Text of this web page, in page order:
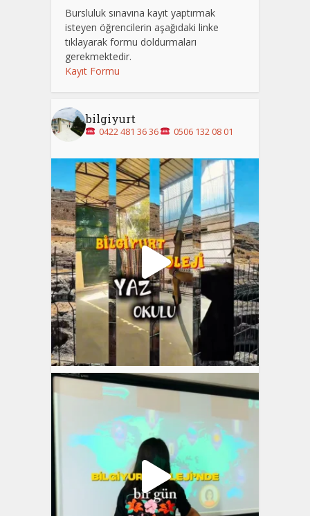
Bursluluk sınavına kayıt yaptırmak
isteyen öğrencilerin aşağıdaki linke
tıklayarak formu doldurmaları
gerekmektedir.
Kayıt Formu
bilgiyurt
0422 481 36 36 0506 132 08 01